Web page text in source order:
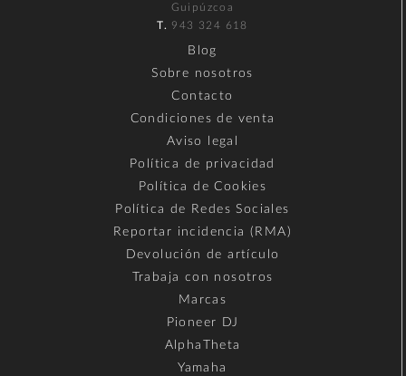
Guipúzcoa
T. 943 324 618
Blog
Sobre nosotros
Contacto
Condiciones de venta
Aviso legal
Política de privacidad
Política de Cookies
Política de Redes Sociales
Reportar incidencia (RMA)
Devolución de artículo
Trabaja con nosotros
Marcas
Pioneer DJ
AlphaTheta
Yamaha